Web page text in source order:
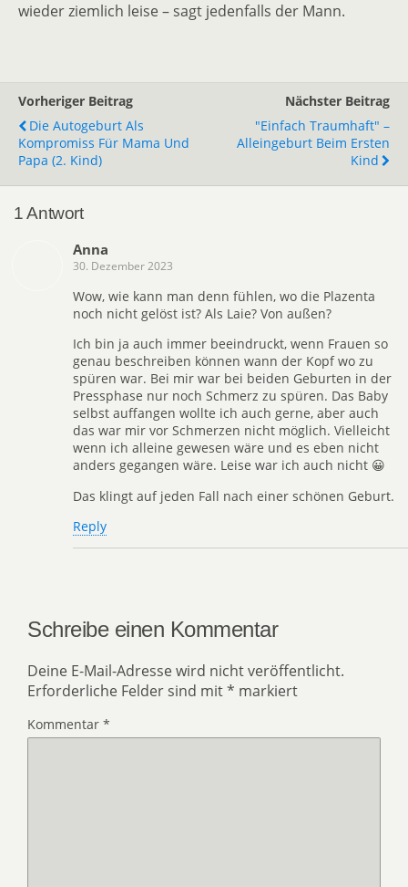
wieder ziemlich leise – sagt jedenfalls der Mann.
Vorheriger Beitrag
Die Autogeburt Als
Kompromiss Für Mama Und
Papa (2. Kind)
Nächster Beitrag
"Einfach Traumhaft" –
Alleingeburt Beim Ersten
Kind
1 Antwort
Anna
30. Dezember 2023
Wow, wie kann man denn fühlen, wo die Plazenta
noch nicht gelöst ist? Als Laie? Von außen?
Ich bin ja auch immer beeindruckt, wenn Frauen so
genau beschreiben können wann der Kopf wo zu
spüren war. Bei mir war bei beiden Geburten in der
Pressphase nur noch Schmerz zu spüren. Das Baby
selbst auffangen wollte ich auch gerne, aber auch
das war mir vor Schmerzen nicht möglich. Vielleicht
wenn ich alleine gewesen wäre und es eben nicht
anders gegangen wäre. Leise war ich auch nicht 😀
Das klingt auf jeden Fall nach einer schönen Geburt.
Reply
Schreibe einen Kommentar
Deine E-Mail-Adresse wird nicht veröffentlicht.
Erforderliche Felder sind mit* markiert
Kommentar *